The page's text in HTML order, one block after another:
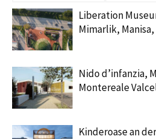
Liberation
Mimarlik,
Nido d’infanzia,
Montereale
Kinderoase an